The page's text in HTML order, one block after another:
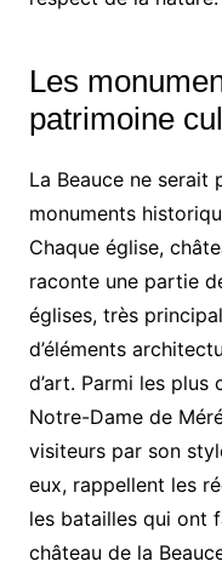
Les
patrimoine
La Beauce ne serait
monuments
Chaque église,
raconte une partie
églises, très
d’éléments
d’art. Parmi les plus
Notre-Dame de
visiteurs par son
eux, rappellent les
les batailles qui ont
château de la